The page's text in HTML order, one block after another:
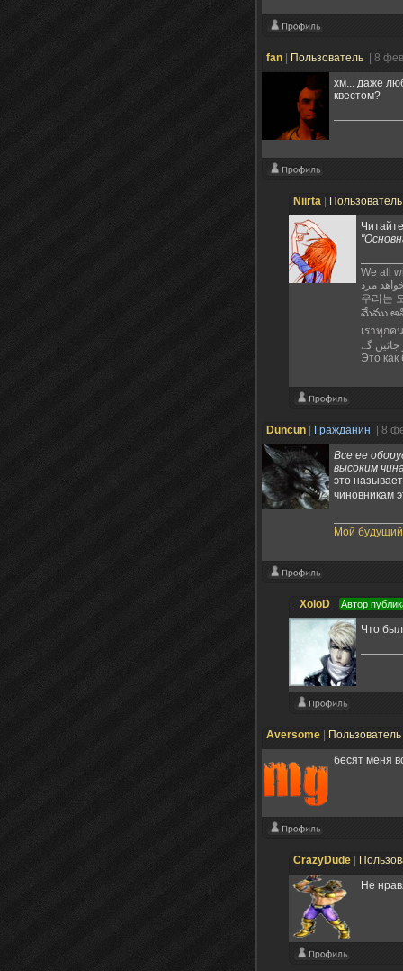
fan Пользователь
| 8
хм... даже
квестом?
Niirta
We all
우리는
మేము
เราทุกค
Это
Duncun Гражданин
| 8
Все ее
высоким
это
чиновникам
Мой
_XoloD_ Автор
Что
Aversome
Пользователь
бесят меня
CrazyDude
Не